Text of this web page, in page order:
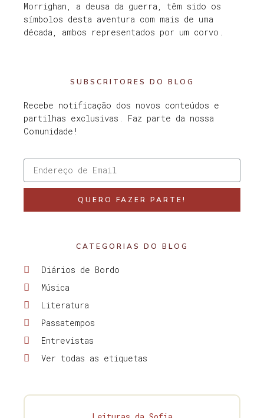
Morrighan, a deusa da guerra, têm sido os
símbolos desta aventura com mais de uma
década, ambos representados por um corvo.
SUBSCRITORES DO BLOG
Recebe notificação dos novos conteúdos e
partilhas exclusivas. Faz parte da nossa
Comunidade!
QUERO FAZER PARTE!
CATEGORIAS DO BLOG
Diários de Bordo
Música
Literatura
Passatempos
Entrevistas
Ver todas as etiquetas